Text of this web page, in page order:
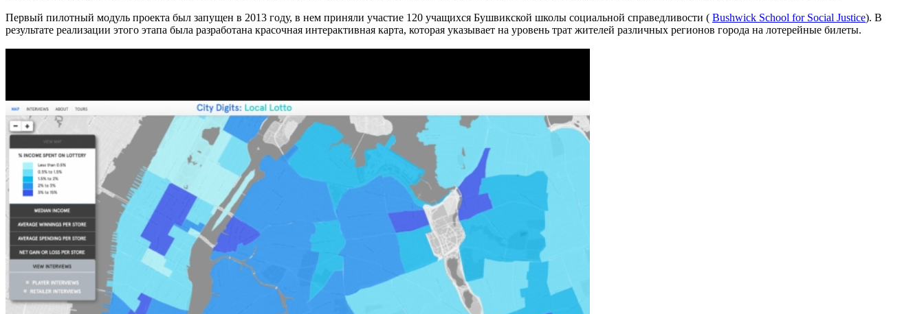
Первый пилотный модуль проекта был запущен в 2013 году, в нем приняли участие 120 учащихся Бушвикской школы социальной справедливости ( Bushwick School for Social Justice). В
результате реализации этого этапа была разработана красочная интерактивная карта, которая указывает на уровень трат жителей различных регионов города на лотерейные билеты.